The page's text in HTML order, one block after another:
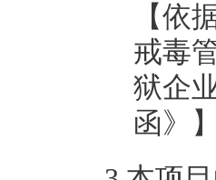
【依
戒毒
狱企
函》】